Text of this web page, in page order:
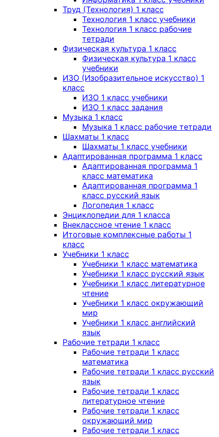
Труд (Технология) 1 класс
Технология 1 класс учебники
Технология 1 класс рабочие
тетради
Физическая культура 1 класс
Физическая культура 1 класс
учебники
ИЗО (Изобразительное искусство) 1
класс
ИЗО 1 класс учебники
ИЗО 1 класс задания
Музыка 1 класс
Музыка 1 класс рабочие тетради
Шахматы 1 класс
Шахматы 1 класс учебники
Адаптированная программа 1 класс
Адаптированная программа 1
класс математика
Адаптированная программа 1
класс русский язык
Логопедия 1 класс
Энциклопедии для 1 класса
Внеклассное чтение 1 класс
Итоговые комплексные работы 1
класс
Учебники 1 класс
Учебники 1 класс математика
Учебники 1 класс русский язык
Учебники 1 класс литературное
чтение
Учебники 1 класс окружающий
мир
Учебники 1 класс английский
язык
Рабочие тетради 1 класс
Рабочие тетради 1 класс
математика
Рабочие тетради 1 класс русский
язык
Рабочие тетради 1 класс
литературное чтение
Рабочие тетради 1 класс
окружающий мир
Рабочие тетради 1 класс